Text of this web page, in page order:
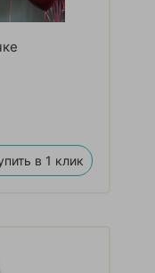
в 1 клик